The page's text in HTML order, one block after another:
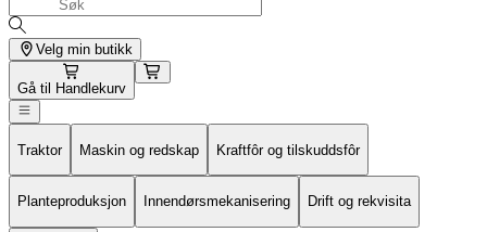
Velg min butikk
Gå til Handlekurv
Traktor Maskin og redskap Kraftfôr og tilskuddsfôr
Planteproduksjon Innendørsmekanisering Drift og rekvisita